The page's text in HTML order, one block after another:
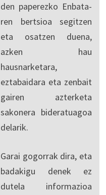
den paperezko Enbata-
ren bertsioa segitzen
eta osatzen duena,
azken hau
hausnarketara,
eztabaidara eta zenbait
gairen azterketa
sakonera bideratuagoa
delarik.
Garai gogorrak dira, eta
badakigu denek ez
dutela informazioa